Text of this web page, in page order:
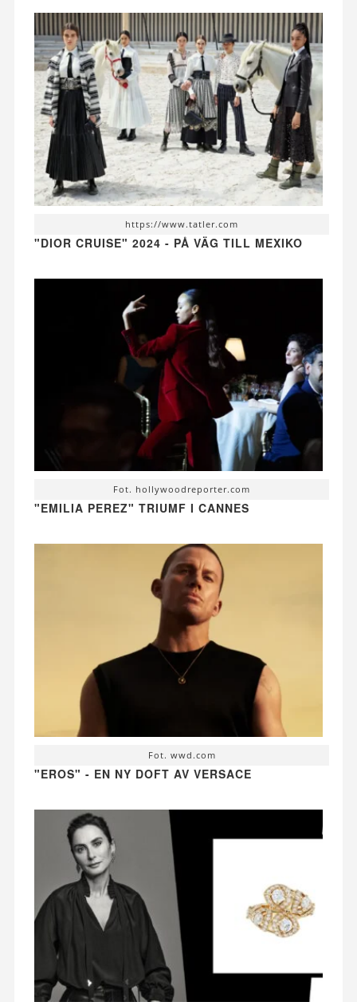
https://www.tatler.com
"DIOR CRUISE" 2024 - PÅ VÄG TILL MEXIKO
Fot. hollywoodreporter.com
"EMILIA PEREZ" TRIUMF I CANNES
Fot. wwd.com
"EROS" - EN NY DOFT AV VERSACE